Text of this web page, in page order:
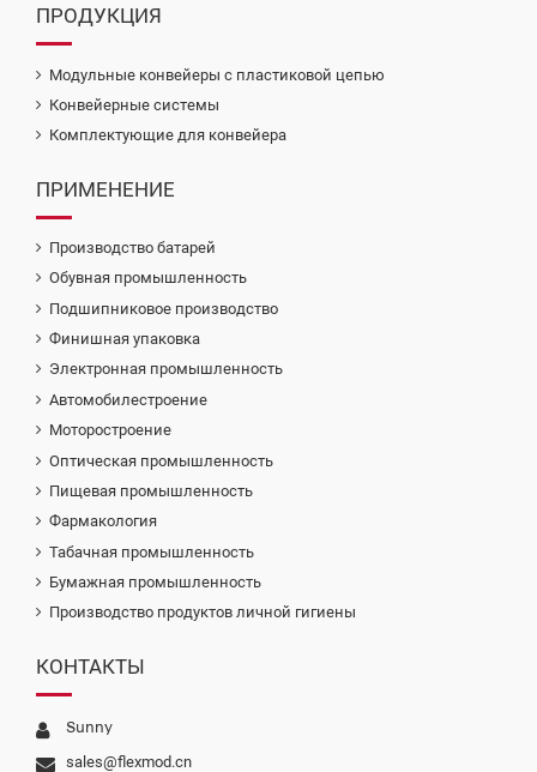
ПРОДУКЦИЯ
Модульные конвейеры с пластиковой цепью
Конвейерные системы
Комплектующие для конвейера
ПРИМЕНЕНИЕ
Производство батарей
Обувная промышленность
Подшипниковое производство
Финишная упаковка
Электронная промышленность
Автомобилестроение
Моторостроение
Оптическая промышленность
Пищевая промышленность
Фармакология
Табачная промышленность
Бумажная промышленность
Производство продуктов личной гигиены
КОНТАКТЫ
Sunny
sales@flexmod.cn